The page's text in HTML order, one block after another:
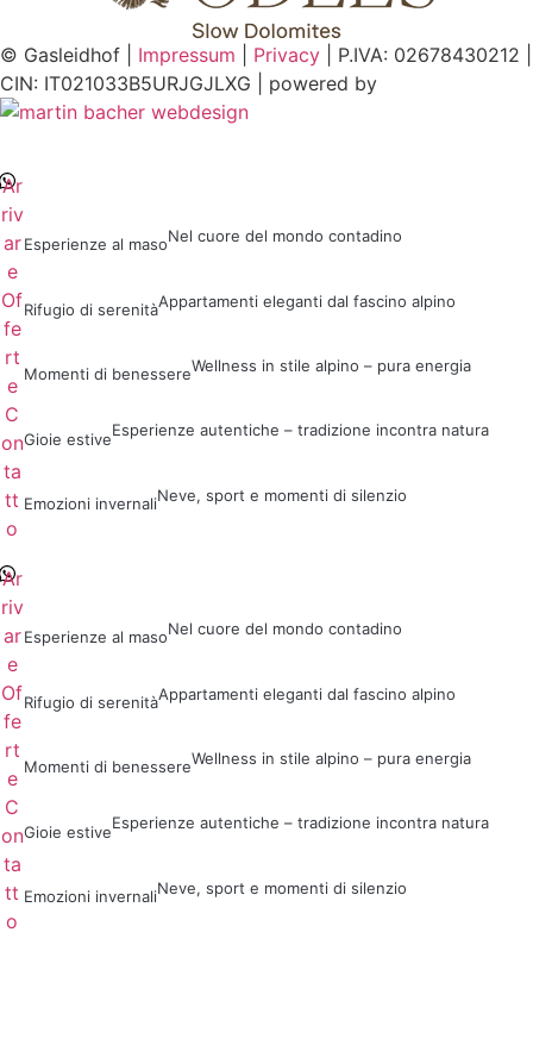
© Gasleidhof | Impressum Privacy
| P.IVA: 02678430212 |
CIN: IT021033B5URJGJLXG | powered by
Ar
riv
ar
e
Of
fe
rt
e
C
on
ta
tt
o
Esperienze al masoNel cuore del mondo contadino
Rifugio di serenitàAppartamenti eleganti dal fascino alpino
Momenti di benessereWellness in stile alpino – pura energia
Gioie estiveEsperienze autentiche – tradizione incontra natura
Emozioni invernaliNeve, sport e momenti di silenzio
Ar
riv
ar
e
Of
fe
rt
e
C
on
ta
tt
o
Esperienze al masoNel cuore del mondo contadino
Rifugio di serenitàAppartamenti eleganti dal fascino alpino
Momenti di benessereWellness in stile alpino – pura energia
Gioie estiveEsperienze autentiche – tradizione incontra natura
Emozioni invernaliNeve, sport e momenti di silenzio